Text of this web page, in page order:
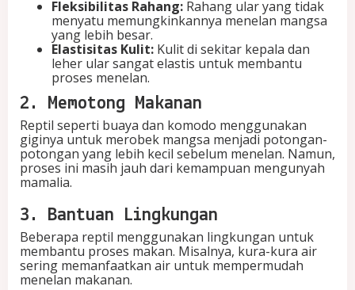
Fleksibilitas Rahang: Rahang ular yang tidak
menyatu memungkinkannya menelan mangsa
yang lebih besar.
Elastisitas Kulit: Kulit di sekitar kepala dan
leher ular sangat elastis untuk membantu
proses menelan.
2. Memotong Makanan
Reptil seperti buaya dan komodo menggunakan
giginya untuk merobek mangsa menjadi potongan-
potongan yang lebih kecil sebelum menelan. Namun,
proses ini masih jauh dari kemampuan mengunyah
mamalia.
3. Bantuan Lingkungan
Beberapa reptil menggunakan lingkungan untuk
membantu proses makan. Misalnya, kura-kura air
sering memanfaatkan air untuk mempermudah
menelan makanan.